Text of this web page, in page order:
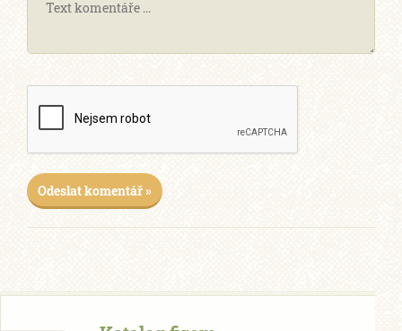
Odeslat komentář »